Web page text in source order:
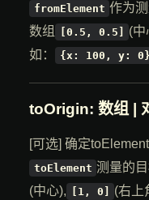
fromElement 作为
数组
[0.5, 0.5] (中
如：
{x: 100, y: 0}
toOrigin: 数组 |
[可选] 确定
toElement 测量的
(中心), [1, 0] (右上